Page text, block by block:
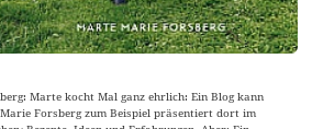
Marte kocht Mal ganz ehrlich: Ein Blog kann
Forsberg zum Beispiel präsentiert dort im